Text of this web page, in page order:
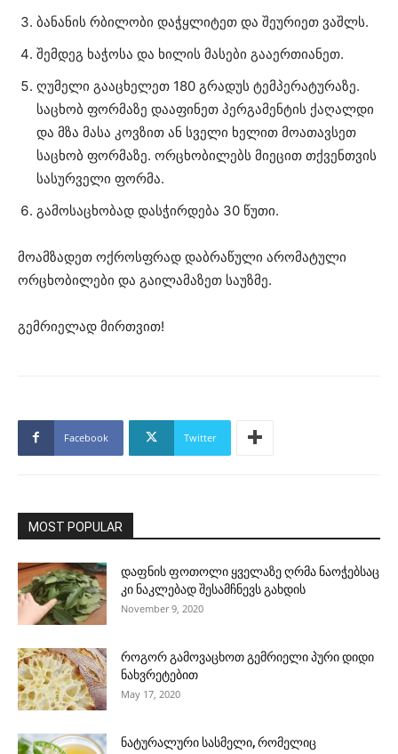
ბანანის რბილობი დაჭყლიტეთ და შეურიეთ ვაშლს.
შემდეგ ხაჭოსა და ხილის მასები გააერთიანეთ.
ღუმელი გააცხელეთ 180 გრადუს ტემპერატურაზე.
საცხობ ფორმაზე დააფინეთ პერგამენტის ქაღალდი
და მზა მასა კოვზით ან სველი ხელით მოათავსეთ
საცხობ ფორმაზე. ორცხობილებს მიეცით თქვენთვის
სასურველი ფორმა.
გამოსაცხობად დასჭირდება 30 წუთი.
მოამზადეთ ოქროსფრად დაბრაწული არომატული
ორცხობილები და გაილამაზეთ საუზმე.
გემრიელად მირთვით!
Facebook Twitter
MOST POPULAR
დაფნის ფოთოლი ყველაზე ღრმა ნაოჭებსაც
კი ნაკლებად შესამჩნევს გახდის
November 9, 2020
როგორ გამოვაცხოთ გემრიელი პური დიდი
ნახვრეტებით
May 17, 2020
ნატურალური სასმელი, რომელიც